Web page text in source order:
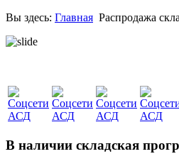
Вы здесь: Главная Распродажа
В наличии складская